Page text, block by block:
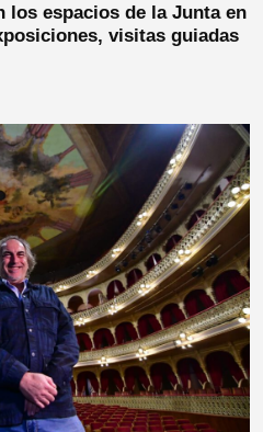
los espacios de la Junta en
visitas guiadas